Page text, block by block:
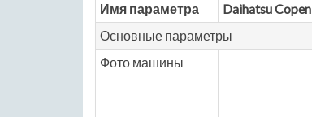
Имя параметра
Daihatsu Copen
Основные параметры
Фото машины